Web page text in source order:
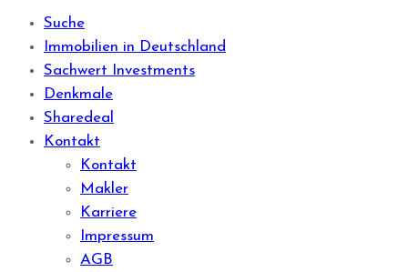
Suche
Immobilien in Deutschland
Sachwert Investments
Denkmale
Sharedeal
Kontakt
Kontakt
Makler
Karriere
Impressum
AGB